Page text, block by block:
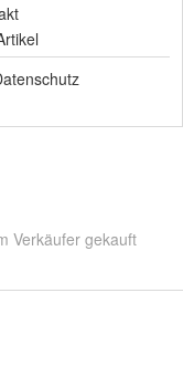
Verkäufer gekauft